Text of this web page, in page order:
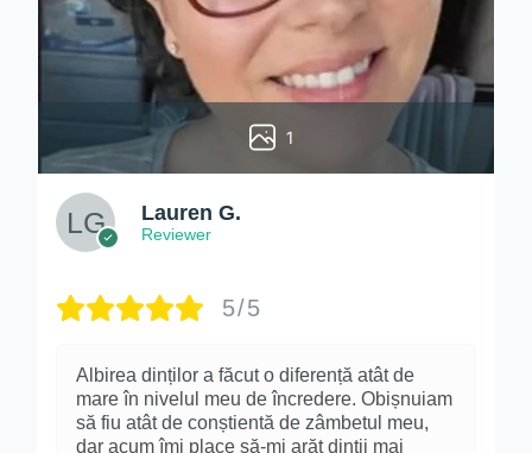
1
Lauren G.
Reviewer
5/5
Albirea dinților a făcut o diferență atât de
mare în nivelul meu de încredere. Obișnuiam
să fiu atât de conștientă de zâmbetul meu,
dar acum îmi place să-mi arăt dinții mai